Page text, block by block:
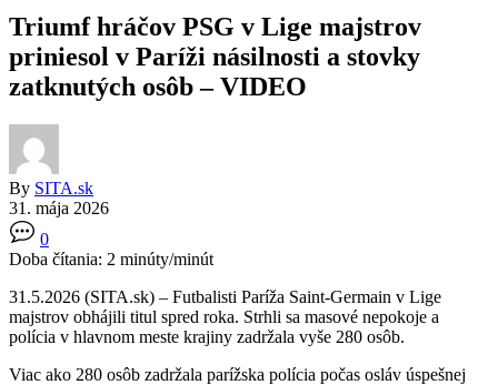
Triumf hráčov PSG v Lige majstrov
priniesol v Paríži násilnosti a stovky
zatknutých osôb – VIDEO
By SITA.sk
31. mája 2026
0
Doba čítania: 2 minúty/minút
31.5.2026 (SITA.sk) – Futbalisti Paríža Saint-Germain v Lige
majstrov obhájili titul spred roka. Strhli sa masové nepokoje a
polícia v hlavnom meste krajiny zadržala vyše 280 osôb.
Viac ako 280 osôb zadržala parížska polícia počas osláv úspešnej